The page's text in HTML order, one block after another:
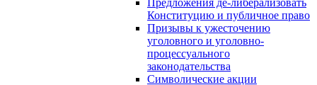
Предложения де-либерализовать
Конституцию и публичное право
Призывы к ужесточению
уголовного и уголовно-
процессуального
законодательства
Символические акции